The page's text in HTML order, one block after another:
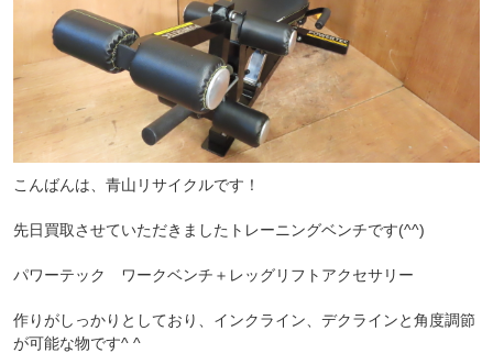
こんばんは、青山リサイクルです！
先日買取させていただきましたトレーニングベンチです(^^)
パワーテック ワークベンチ＋レッグリフトアクセサリー
作りがしっかりとしており、インクライン、デクラインと角度調節
が可能な物です^ ^